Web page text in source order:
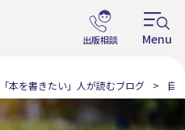
「本を書きたい」人が読むブログ 自